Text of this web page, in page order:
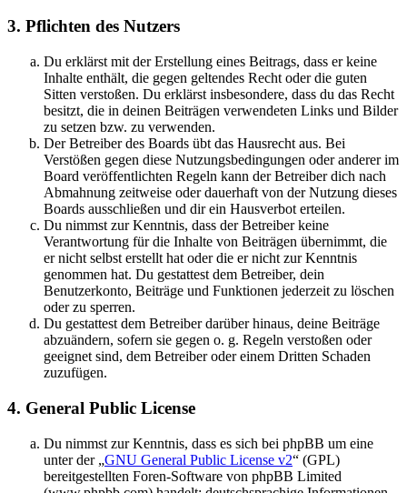
3. Pflichten des Nutzers
Du erklärst mit der Erstellung eines Beitrags, dass er keine
Inhalte enthält, die gegen geltendes Recht oder die guten
Sitten verstoßen. Du erklärst insbesondere, dass du das Recht
besitzt, die in deinen Beiträgen verwendeten Links und Bilder
zu setzen bzw. zu verwenden.
Der Betreiber des Boards übt das Hausrecht aus. Bei
Verstößen gegen diese Nutzungsbedingungen oder anderer im
Board veröffentlichten Regeln kann der Betreiber dich nach
Abmahnung zeitweise oder dauerhaft von der Nutzung dieses
Boards ausschließen und dir ein Hausverbot erteilen.
Du nimmst zur Kenntnis, dass der Betreiber keine
Verantwortung für die Inhalte von Beiträgen übernimmt, die
er nicht selbst erstellt hat oder die er nicht zur Kenntnis
genommen hat. Du gestattest dem Betreiber, dein
Benutzerkonto, Beiträge und Funktionen jederzeit zu löschen
oder zu sperren.
Du gestattest dem Betreiber darüber hinaus, deine Beiträge
abzuändern, sofern sie gegen o. g. Regeln verstoßen oder
geeignet sind, dem Betreiber oder einem Dritten Schaden
zuzufügen.
4. General Public License
Du nimmst zur Kenntnis, dass es sich bei phpBB um eine
unter der „GNU General Public License v2“ (GPL)
bereitgestellten Foren-Software von phpBB Limited